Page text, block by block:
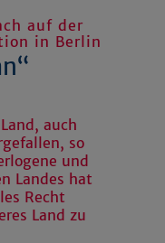
auf der
in Berlin
auch
so
und
Landes hat
Recht
Land zu